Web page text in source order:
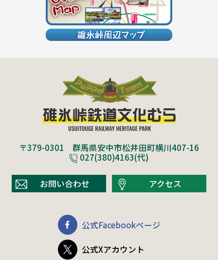
〒379-0301 群馬県安中市松井田町横川407-16
027(380)4163(代)
お問い合わせ アクセス
公式Facebookページ
公式Xアカウント